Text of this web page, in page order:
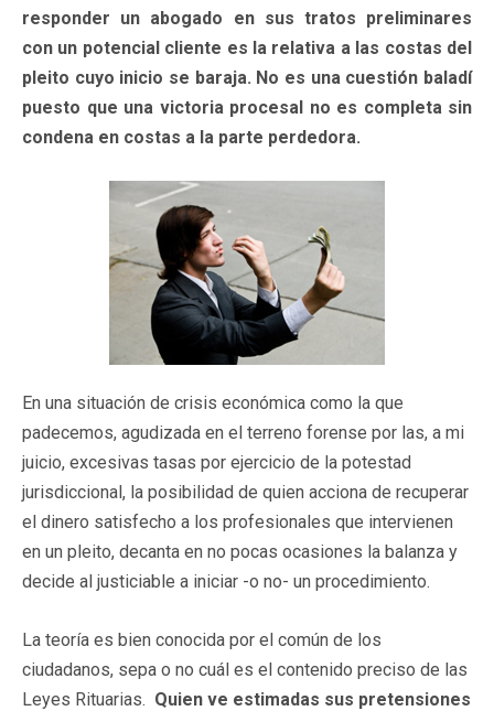
responder un abogado en sus tratos preliminares
con un potencial cliente es la relativa a las costas del
pleito cuyo inicio se baraja. No es una cuestión baladí
puesto que una victoria procesal no es completa sin
condena en costas a la parte perdedora.
En una situación de crisis económica como la que
padecemos, agudizada en el terreno forense por las, a mi
juicio, excesivas tasas por ejercicio de la potestad
jurisdiccional, la posibilidad de quien acciona de recuperar
el dinero satisfecho a los profesionales que intervienen
en un pleito, decanta en no pocas ocasiones la balanza y
decide al justiciable a iniciar -o no- un procedimiento.
La teoría es bien conocida por el común de los
ciudadanos, sepa o no cuál es el contenido preciso de las
Leyes Rituarias. Quien ve estimadas sus pretensiones